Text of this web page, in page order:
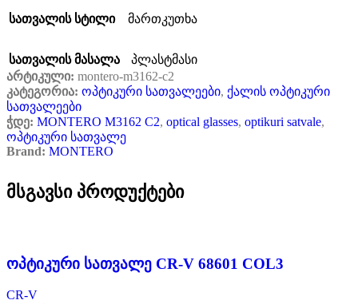
სათვალის სტილი მართკუთხა
სათვალის მასალა
პლასტმასი
არტიკული: montero-m3162-c2
კატეგორია: ოპტიკური სათვალეები, ქალის ოპტიკური
სათვალეები
ჭდე: MONTERO M3162 C2, optical glasses, optikuri satvale,
ოპტიკური სათვალე
Brand: MONTERO
მსგავსი პროდუქტები
ოპტიკური სათვალე CR-V 68601 COL3
CR-V